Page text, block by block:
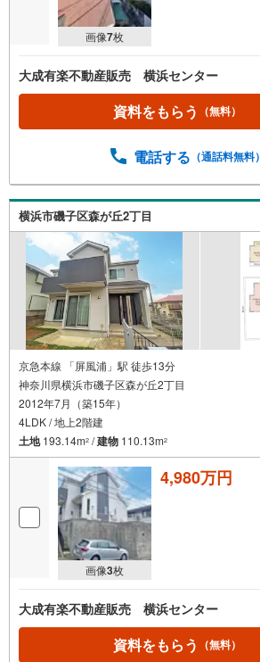
保
存
る
画像7枚
大成有楽不動産販売 横浜センター
資料をもらう （無料）
電話する （通話料無料）
横浜市磯子区森が丘2丁目
京急本線 「屏風浦」駅 徒歩13分
神奈川県横浜市磯子区森が丘2丁目
2012年7月（築15年）
4LDK / 地上2階建
土地193.14m2 /建物 110.13m2
画像3枚
4,980万円
大成有楽不動産販売 横浜センター
資料をもらう （無料）